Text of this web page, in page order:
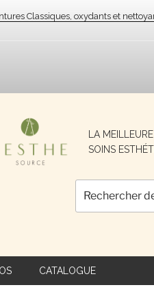
Classiques, oxydants et
LA
SOINS
pour :
CATALOGUE